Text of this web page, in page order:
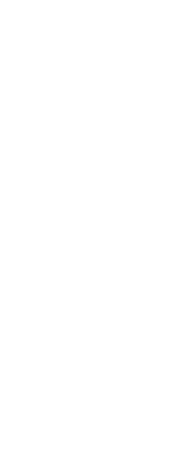
บริการ
การสร้างเสริม